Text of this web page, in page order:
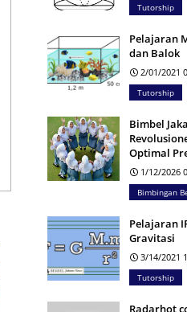
Tutorship
Pelajaran
dan Balok
2/01/2021
Tutorship
Bimbel
Optimal
1/12/2026
Bimbingan
Pelajaran
Gravitasi
3/14/2021
Tutorship
Radarhot